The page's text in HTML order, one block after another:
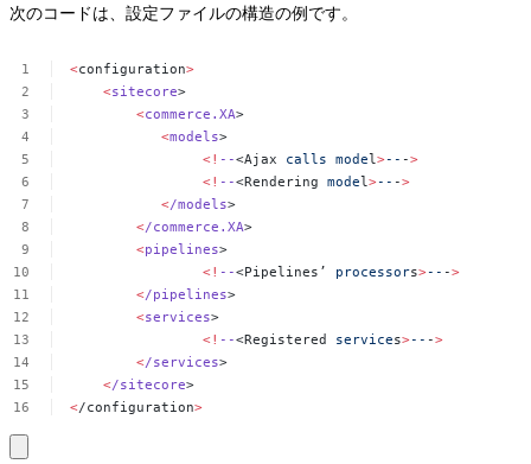
次のコードは、設定ファイルの構造の例です。
<configuration>
<sitecore>
<commerce.XA>
<models>
<! --<Ajax calls model>-- ->
<! --<Rendering model>-- ->
</models>
</commerce.XA>
<pipelines>
<! --<Pipelines’ processors>-- ->
</pipelines>
<services>
<! --<Registered services>-- ->
</services>
</sitecore>
</configuration>